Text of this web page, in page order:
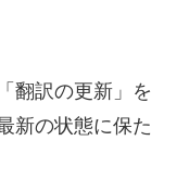
翻訳の更新」を
新の状態に保た